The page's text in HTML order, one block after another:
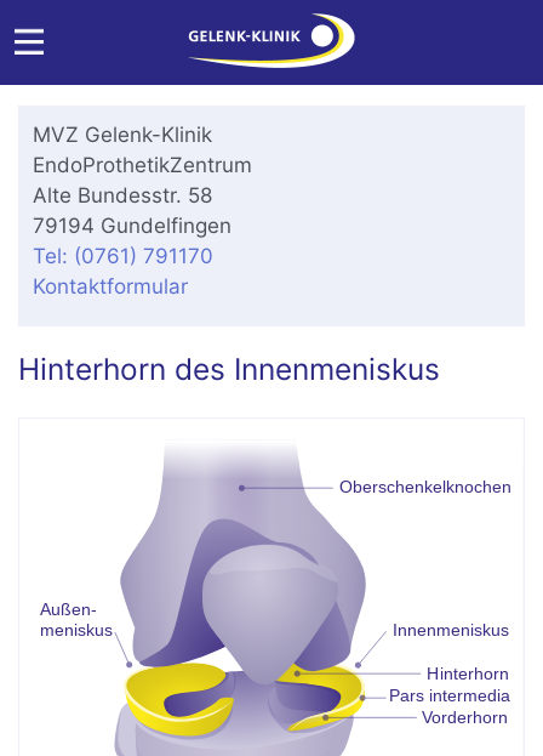
MVZ Gelenk-Klinik
EndoProthetikZentrum
Alte Bundesstr. 58
79194 Gundelfingen
Tel: (0761) 791170
Kontaktformular
Hinterhorn des Innenmeniskus